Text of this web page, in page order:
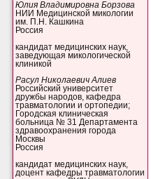
Юлия Владимировна Борзова
НИИ Медицинской микологии
им. П.Н. Кашкина
Россия
кандидат медицинских наук,
заведующая микологической
клиникой
Расул Николаевич Алиев
Российский университет
дружбы народов, кафедра
травматологии и ортопедии;
Городская клиническая
больница № 31 Департамента
здравоохранения города
Москвы
Россия
кандидат медицинских наук,
доцент кафедры травматологии